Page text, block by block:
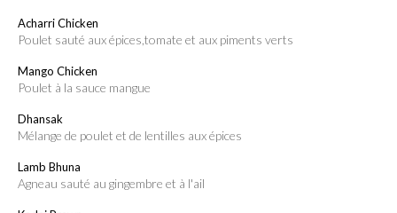
Acharri Chicken
poulet sauté aux épices,tomate et aux piments verts
Mango Chicken
poulet à la sauce mangue
Dhansak
mélange de poulet et de lentilles aux épices
Lamb Bhuna
agneau sauté au gingembre et à l'ail